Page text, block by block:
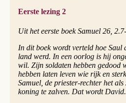
Eerste lezing 2
Uit het eerste boek Samuel 26,
In dit boek wordt verteld hoe Saul
land werd. In een oorlog is hij
wil. Zijn soldaten hebben gedood
hebben laten leven wie rijk en
Samuel, de priester-rechter het
koning te zalven. Dat wordt David.